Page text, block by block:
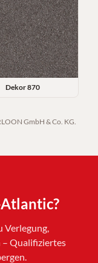
Dekor870
GmbH & Co. KG.
?
– Qualifiziertes